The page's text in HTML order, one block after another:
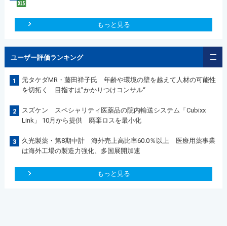
もっと見る
ユーザー評価ランキング
1
元タケダMR・藤田祥子氏 年齢や環境の壁を越えて人材の可能性
を切拓く 目指すは”かかりつけコンサル“
2
スズケン スペシャリティ医薬品の院内輸送システム「Cubixx
Link」 10月から提供 廃棄ロスを最小化
3
久光製薬・第8期中計 海外売上高比率60.0％以上 医療用薬事業
は海外工場の製造力強化、多国展開加速
もっと見る